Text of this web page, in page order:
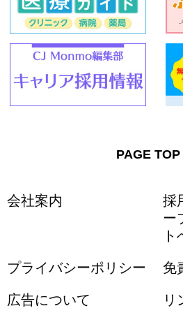
PAGE TOP
会社案内
採
ー
ト
プライバシーポリシー 免
広告について リ